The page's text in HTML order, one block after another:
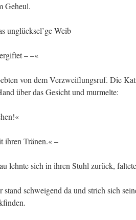
Geheul.
unglücksel’ge Weib
– –«
von dem Verzweiflungsruf. Die
über das Gesicht und murmelte:
ihren Tränen.« –
lehnte sich in ihren Stuhl zurück,
stand schweigend da und strich sich